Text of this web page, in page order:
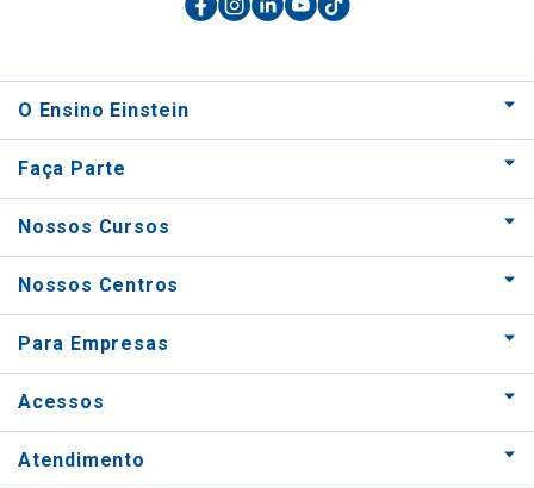
O Ensino Einstein
Faça Parte
Nossos Cursos
Nossos Centros
Para Empresas
Acessos
Atendimento